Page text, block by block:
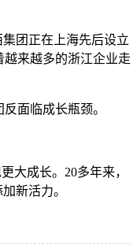
团正在上海先后设立
来越多的浙江企业走
面临成长瓶颈。
大成长。20多年来，
新活力。